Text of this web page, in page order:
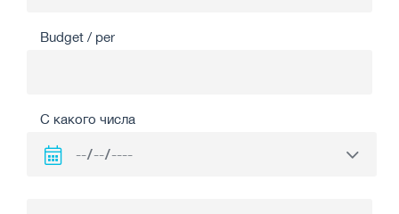
Budget / per
С какого числа